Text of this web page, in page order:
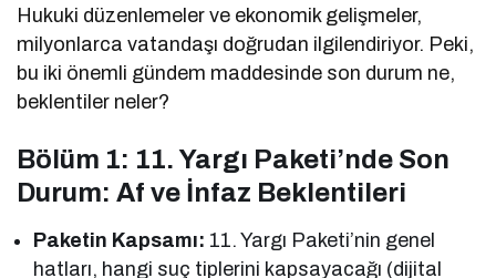
Hukuki düzenlemeler ve ekonomik gelişmeler,
milyonlarca vatandaşı doğrudan ilgilendiriyor. Peki,
bu iki önemli gündem maddesinde son durum ne,
beklentiler neler?
Bölüm 1: 11. Yargı Paketi’nde Son
Durum: Af ve İnfaz Beklentileri
Paketin Kapsamı: 11. Yargı Paketi’nin genel
hatları, hangi suç tiplerini kapsayacağı (dijital